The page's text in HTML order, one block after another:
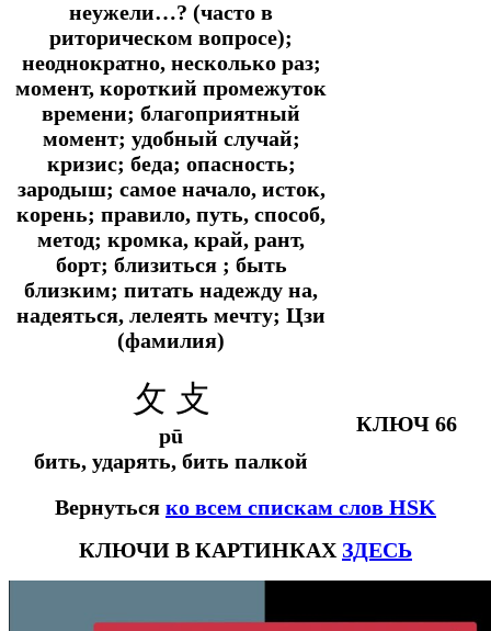
неужели…? (часто в
риторическом вопросе);
неоднократно, несколько раз;
момент, короткий промежуток
времени; благоприятный
момент; удобный случай;
кризис; беда; опасность;
зародыш; самое начало, исток,
корень; правило, путь, способ,
метод; кромка, край, рант,
борт; близиться ; быть
близким; питать надежду на,
надеяться, лелеять мечту; Цзи
(фамилия)
攵 攴
pū
бить, ударять, бить палкой
КЛЮЧ 66
Вернуться ко всем спискам слов HSK
КЛЮЧИ В КАРТИНКАХ ЗДЕСЬ